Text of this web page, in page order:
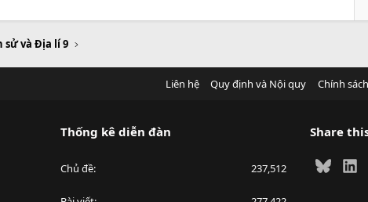
sử và Địa lí 9
Liên hệ Quy định và Nội quy Chính
Thống kê diễn đàn
Chủ đề 237,512
Share